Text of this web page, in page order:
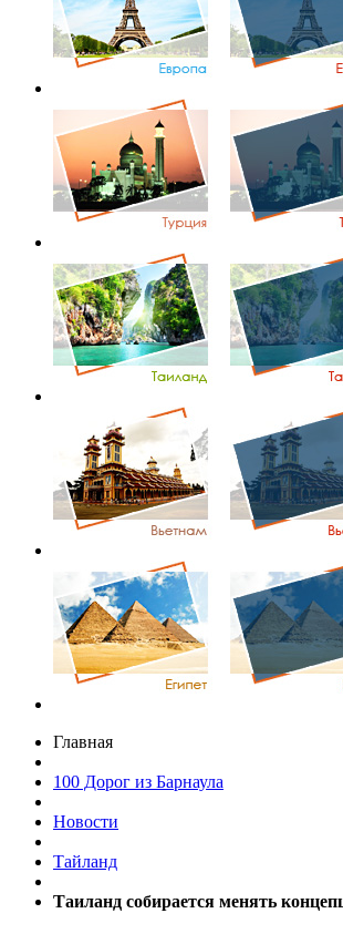
Главная
100 Дорог из Барнаула
Новости
Тайланд
Таиланд собирается менять